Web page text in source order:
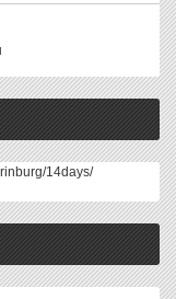
14days/